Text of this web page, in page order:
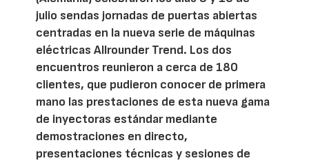
julio sendas jornadas de puertas abiertas
centradas en la nueva serie de máquinas
eléctricas Allrounder Trend. Los dos
encuentros reunieron a cerca de 180
clientes, que pudieron conocer de primera
mano las prestaciones de esta nueva gama
de inyectoras estándar mediante
demostraciones en directo,
presentaciones técnicas y sesiones de